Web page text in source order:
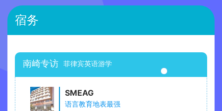
宿务
南崎专访 菲律宾英语游学
SMEAG
语言教育地表最强